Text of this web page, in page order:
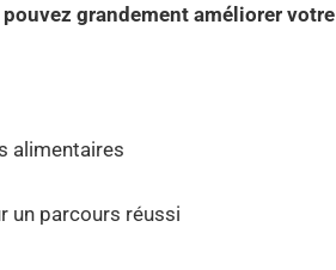
grandement améliorer votre
alimentaires
un parcours réussi